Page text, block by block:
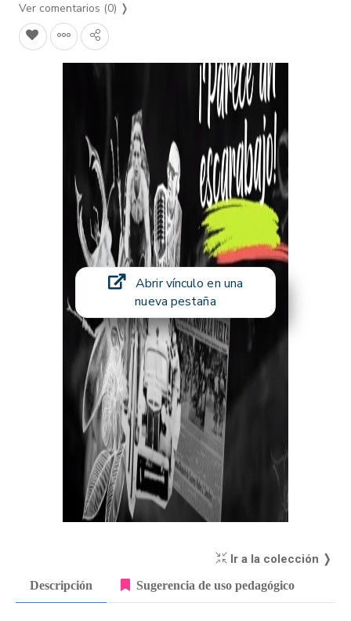
Ver comentarios (0) ❭
Abrir vínculo en una
nueva pestaña
Ir a la colección ❭
Descripción Sugerencia de uso pedagógico